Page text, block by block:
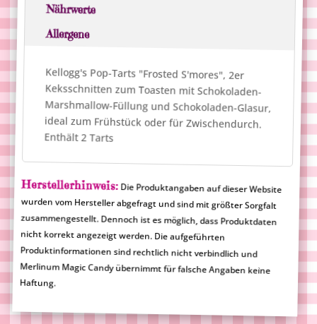
Nährwerte
Allergene
Kellogg's Pop-Tarts "Frosted S'mores", 2er
Keksschnitten zum Toasten mit Schokoladen-
Marshmallow-Füllung und Schokoladen-Glasur,
ideal zum Frühstück oder für Zwischendurch.
Enthält 2 Tarts
Herstellerhinweis:Die Produktangaben auf dieser Website
wurden vom Hersteller abgefragt und sind mit größter Sorgfalt
zusammengestellt. Dennoch ist es möglich, dass Produktdaten
nicht korrekt angezeigt werden. Die aufgeführten
Produktinformationen sind rechtlich nicht verbindlich und
Merlinum Magic Candy übernimmt für falsche Angaben keine
Haftung.